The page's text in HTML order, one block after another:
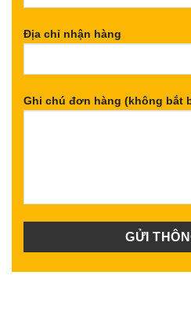
Địa chỉ nhận hàng
Ghi chú đơn hàng (không bắt